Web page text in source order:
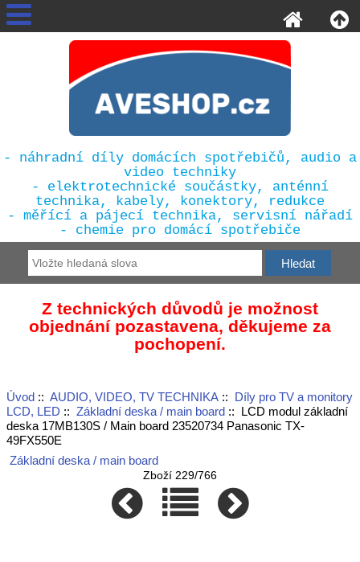
- náhradní díly domácích spotřebičů, audio a
video techniky
- elektrotechnické součástky, anténní
technika, kabely, konektory, redukce
- měřící a pájecí technika, servisní nářadí
- chemie pro domácí spotřebiče
Z technických důvodů je možnost
objednání pozastavena, děkujeme za
pochopení.
Úvod:: AUDIO, VIDEO, TV TECHNIKA:: Díly pro TV a monitory
LCD, LED :: Základní deska / main board:: LCD modul základní
deska 17MB130S / Main board 23520734 Panasonic TX-
49FX550E
Základní deska / main board
Zboží 229/766